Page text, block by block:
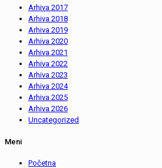
Arhiva 2017
Arhiva 2018
Arhiva 2019
Arhiva 2020
Arhiva 2021
Arhiva 2022
Arhiva 2023
Arhiva 2024
Arhiva 2025
Arhiva 2026
Uncategorized
Meni
Početna